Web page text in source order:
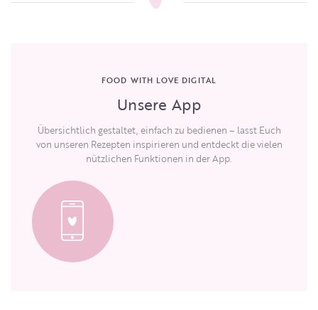
FOOD WITH LOVE DIGITAL
Unsere App
Übersichtlich gestaltet, einfach zu bedienen – lasst Euch
von unseren Rezepten inspirieren und entdeckt die vielen
nützlichen Funktionen in der App.